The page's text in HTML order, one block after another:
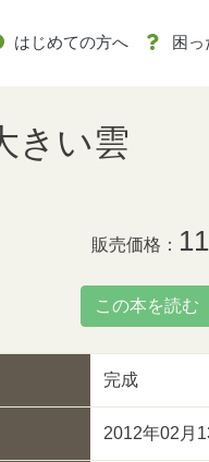
はじめての方へ 困
きい雲
販売価格：
この本を読む
完成
2012年02月